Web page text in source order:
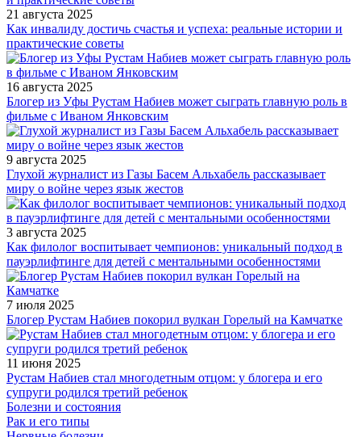
21 августа 2025
Как инвалиду достичь счастья и успеха: реальные истории и
практические советы
16 августа 2025
Блогер из Уфы Рустам Набиев может сыграть главную роль в
фильме с Иваном Янковским
9 августа 2025
Глухой журналист из Газы Басем Альхабель рассказывает
миру о войне через язык жестов
3 августа 2025
Как филолог воспитывает чемпионов: уникальный подход в
пауэрлифтинге для детей с ментальными особенностями
7 июля 2025
Блогер Рустам Набиев покорил вулкан Горелый на Камчатке
11 июня 2025
Рустам Набиев стал многодетным отцом: у блогера и его
супруги родился третий ребенок
Болезни и состояния
Рак и его типы